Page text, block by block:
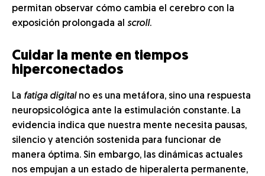
permitan observar cómo cambia el cerebro con la
exposición prolongada al scroll.
Cuidar la mente en tiempos
hiperconectados
La fatiga digitalno es una metáfora, sino una respuesta
neuropsicológica ante la estimulación constante. La
evidencia indica que nuestra mente necesita pausas,
silencio y atención sostenida para funcionar de
manera óptima. Sin embargo, las dinámicas actuales
nos empujan a un estado de hiperalerta permanente,